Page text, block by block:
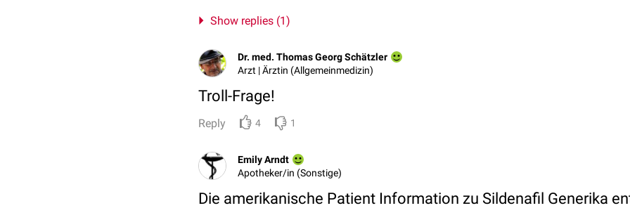
Show replies (1)
Dr. med. Thomas Georg Schätzler
Arzt | Ärztin (Allgemeinmedizin)
Troll-Frage!
Reply 4 1
Emily Arndt
Apotheker/in (Sonstige)
Die amerikanische Patient Information zu Sildenafil Generika